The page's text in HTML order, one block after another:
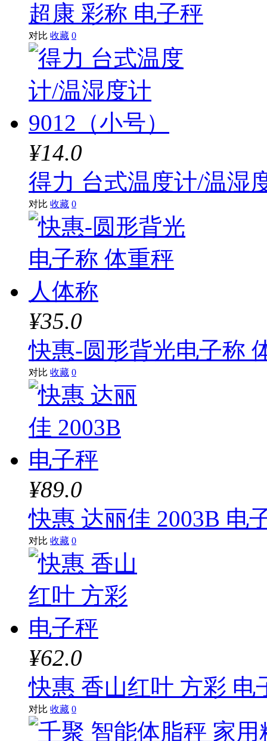
超康 彩称 电子秤
对比 收藏 0
¥14.0
得力 台式温度计/温湿
对比 收藏 0
¥35.0
快惠-圆形背光电子称
对比 收藏 0
¥89.0
快惠 达丽佳 2003B 电
对比 收藏 0
¥62.0
快惠 香山红叶 方彩 电
对比 收藏 0